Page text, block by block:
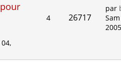
4 26717
par